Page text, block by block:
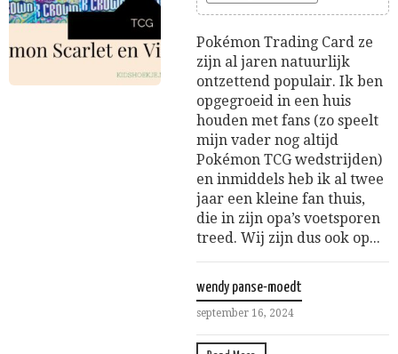
Pokémon Trading Card ze
zijn al jaren natuurlijk
ontzettend populair. Ik ben
opgegroeid in een huis
houden met fans (zo speelt
mijn vader nog altijd
Pokémon TCG wedstrijden)
en inmiddels heb ik al twee
jaar een kleine fan thuis,
die in zijn opa’s voetsporen
treed. Wij zijn dus ook op...
wendy panse-moedt
september 16, 2024